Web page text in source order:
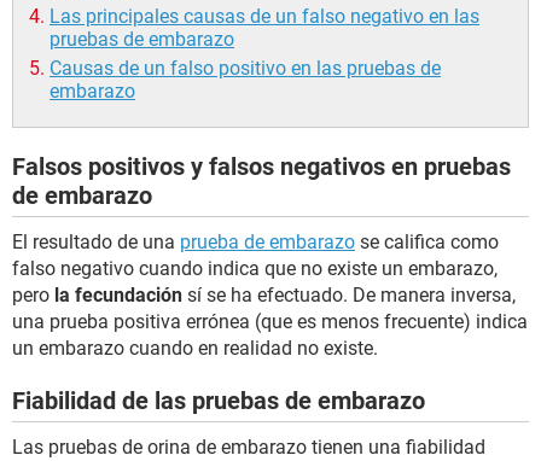
Las principales causas de un falso negativo en las
pruebas de embarazo
Causas de un falso positivo en las pruebas de
embarazo
Falsos positivos y falsos negativos en pruebas
de embarazo
El resultado de una prueba de embarazo se califica como
falso negativo cuando indica que no existe un embarazo,
pero la fecundación sí se ha efectuado. De manera inversa,
una prueba positiva errónea (que es menos frecuente) indica
un embarazo cuando en realidad no existe.
Fiabilidad de las pruebas de embarazo
Las pruebas de orina de embarazo tienen una fiabilidad